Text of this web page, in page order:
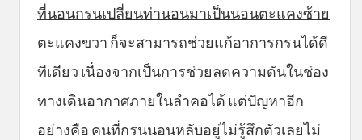
ที่นอนกรนเปลี่ยนท่านอนมาเป็นนอนตะแคงซ้าย
ตะแคงขวา ก็จะสามารถช่วยแก้อาการกรนได้ดี
ทีเดียว เนื่องจากเป็นการช่วยลดความดันในช่อง
ทางเดินอากาศภายในลำคอได้ แต่ปัญหาอีก
อย่างคือ คนที่กรนนอนหลับอยู่ไม่รู้สึกตัวเลยไม่